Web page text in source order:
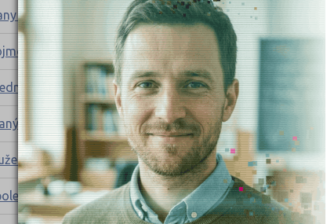
s.r.o.
Dvořákova, příspěvková organizace
odborné učiliště a Základní škola Třešť
příspěvková organizace
Vodňany, Zeyerovy sady 43/II
stravování, Poděbrady, Dr. Beneše 413/II